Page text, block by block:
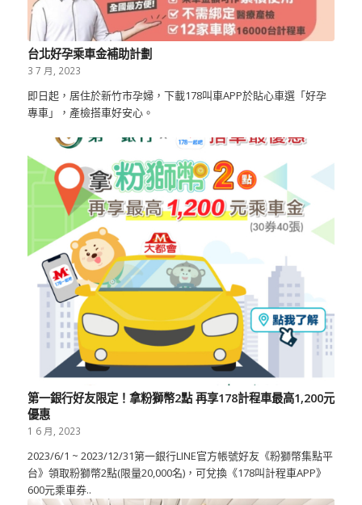
台北好孕乘車金補助計劃
3 7 月, 2023
即日起，居住於新竹市孕婦，下載178叫車APP於貼心車選「好孕
專車」，產檢搭車好安心。
第一銀行好友限定！拿粉獅幣2點 再享178計程車最高1,200元
優惠
1 6 月, 2023
2023/6/1 ~ 2023/12/31第一銀行LINE官方帳號好友《粉獅幣集點平
台》領取粉獅幣2點(限量20,000名)，可兌換《178叫計程車APP》
600元乘車券..